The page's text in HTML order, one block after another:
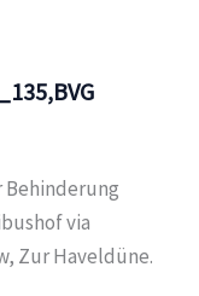
Behinderung
via
Zur Haveldüne.